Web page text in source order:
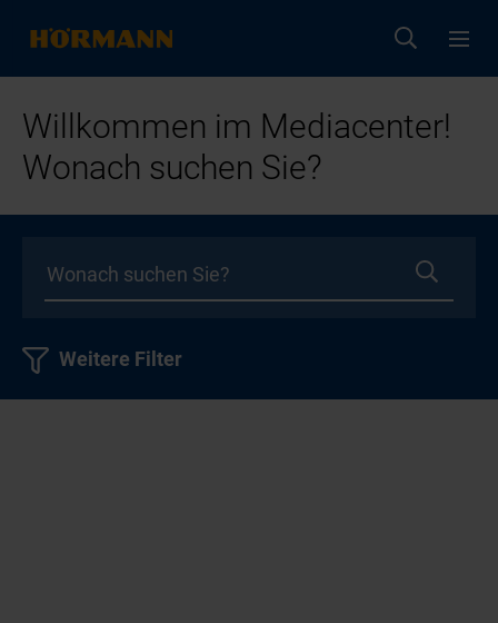
Willkommen im Mediacenter!
Wonach suchen Sie?
Weitere Filter